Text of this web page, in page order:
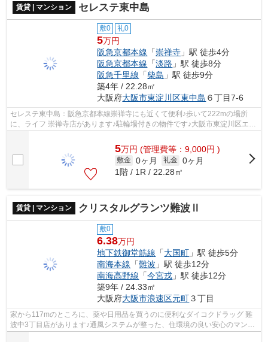
賃貸 | マンション セレステ東中島
敷0 礼0
5万円
阪急京都本線 「崇禅寺 」駅 徒歩4分
阪急京都本線 「淡路 」駅 徒歩8分
阪急千里線 「柴島 」駅 徒歩9分
築4年 / 22.28㎡
大阪府大阪市東淀川区東中島 ６丁目7-6
セレステ東中島：阪急京都本線崇禅寺にも近くて便利♪歩いて222mの場所
に、ライフ 崇禅寺店があります♪駐輪場付きの物件です♪大阪市東淀川区エリ
5万円 (管理費等：9,000円 )
敷金 0ヶ月 礼金 0ヶ月
1階 / 1R / 22.28㎡
賃貸 | マンション クリスタルグランツ難波Ⅱ
敷0
6.38万円
地下鉄御堂筋線 「大国町 」駅 徒歩5分
南海本線 「難波 」駅 徒歩12分
南海高野線 「今宮戎 」駅 徒歩12分
築9年 / 24.33㎡
大阪府大阪市浪速区元町３丁目
家から117mのところに、薬や日用品を買うのに便利なダイコクドラッグ 難
波中3丁目店があります♪通風システムが整った、住環境の良い安心のマンシ